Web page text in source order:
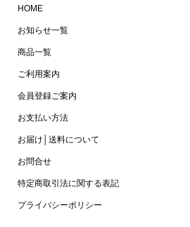
HOME
お知らせ一覧
商品一覧
ご利用案内
会員登録ご案内
お支払い方法
お届け│送料について
お問合せ
特定商取引法に関する表記
プライバシーポリシー